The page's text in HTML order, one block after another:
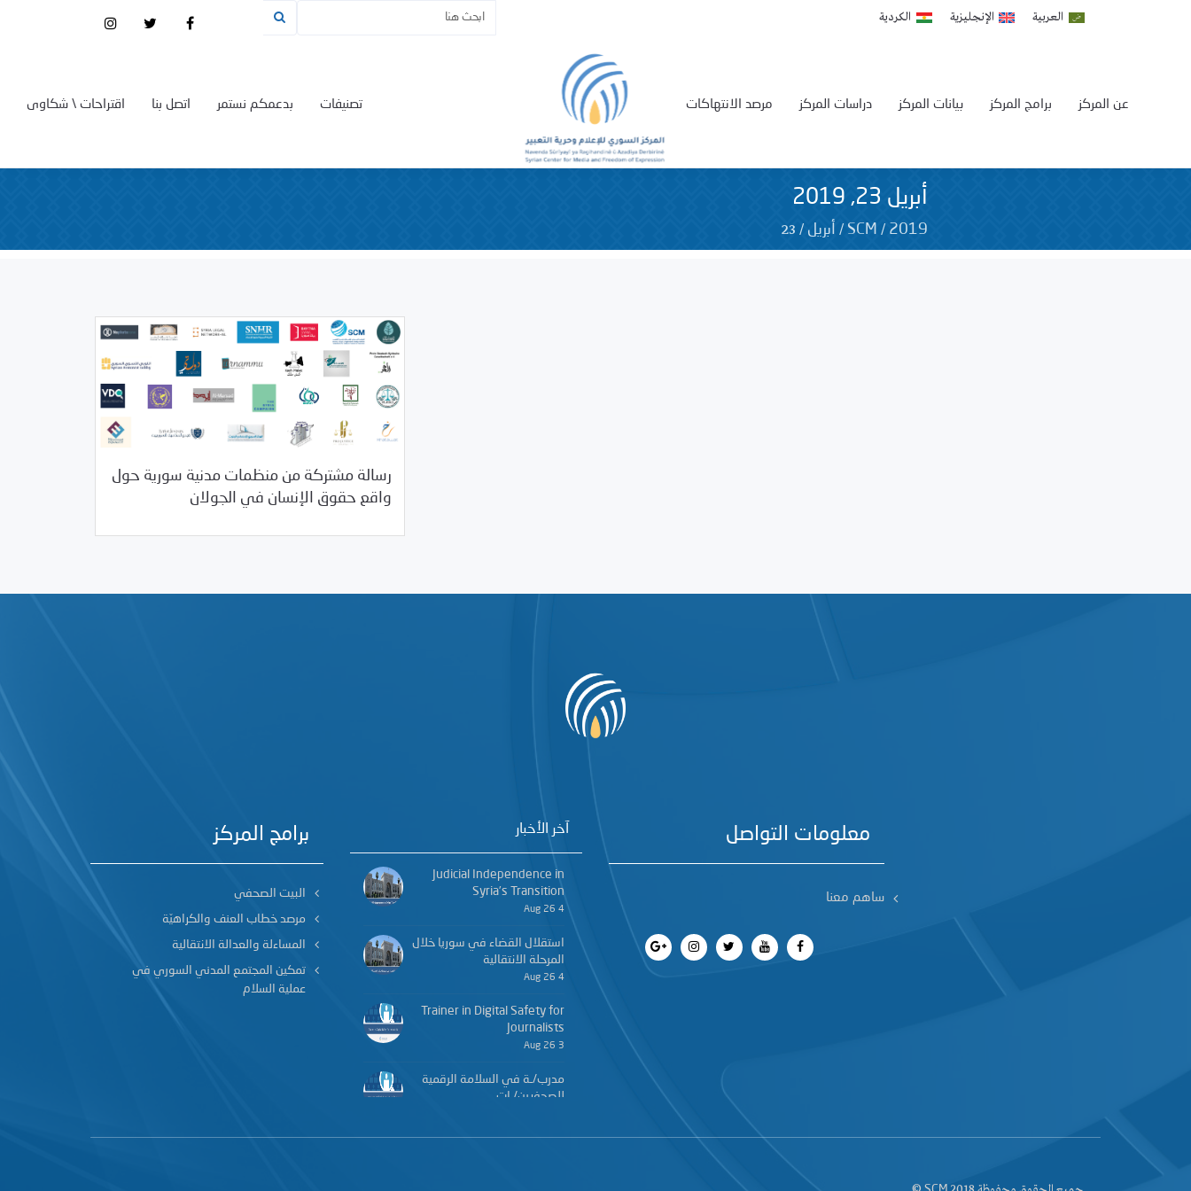
العربية الإنجليزية الكردية
اقتراحات \ شكاوى اتصل بنا بدعمكم نستمر تصنيفات مرصد الانتهاكات دراسات المركز بيانات المركز برامج المركز عن المركز
أبريل 23, 2019
SCM / 2019
/ أبريل /
23
رسالة مشتركة من منظمات مدنية سورية حول
واقع حقوق الإنسان في الجولان
04/23/2019 بيانات المركز/خبر بارز
برامج المركز
البيت الصحفي
مرصد خطاب العنف والكراهيّة
المساءلة والعدالة الانتقالية
تمكين المجتمع المدني السوري في
عملية السلام
آخر الأخبار
Judicial Independence in
Syria’s Transition
4 Aug 26
استقلال القضاء في سوريا خلال
المرحلة الانتقالية
4 Aug 26
Trainer in Digital Safety for
Journalists
3 Aug 26
مدرب/ـة في السلامة الرقمية
للصحفيين/ـات
معلومات التواصل
ساهم معنا